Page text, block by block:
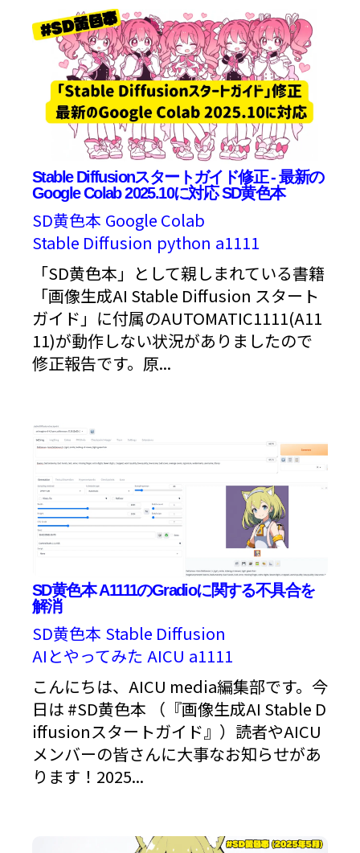
Stable Diffusionスタートガイド修正 - 最新の
Google Colab 2025.10に対応 SD黄色本
SD黄色本 Google Colab
Stable Diffusion python a1111
「SD黄色本」として親しまれている書籍
「画像生成AI Stable Diffusion スタート
ガイド」に付属のAUTOMATIC1111(A11
11)が動作しない状況がありましたので
修正報告です。原...
SD黄色本 A1111のGradioに関する不具合を
解消
SD黄色本 Stable Diffusion
AIとやってみた AICU a1111
こんにちは、AICU media編集部です。今
日は #SD黄色本 （『画像生成AI Stable D
iffusionスタートガイド』）読者やAICU
メンバーの皆さんに大事なお知らせがあ
ります！2025...